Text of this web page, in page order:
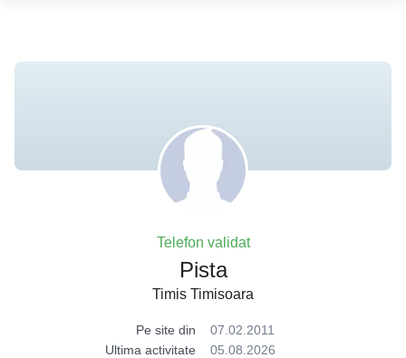
Telefon validat
Pista
Timis Timisoara
Pe site din
07.02.2011
Ultima activitate
05.08.2026